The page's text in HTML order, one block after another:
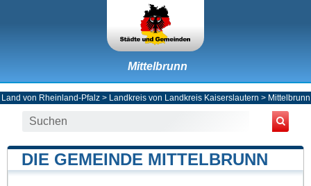
Mittelbrunn
Land von Rheinland-Pfalz> Landkreis von Landkreis Kaiserslautern > Mittelbrunn
DIE GEMEINDE MITTELBRUNN